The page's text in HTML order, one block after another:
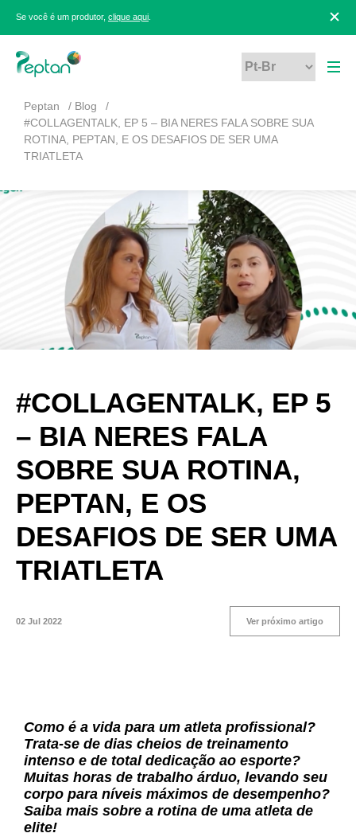
Se você é um produtor, clique aqui
Peptan
Blog
#COLLAGENTALK, EP 5 – BIA NERES FALA SOBRE SUA
ROTINA, PEPTAN, E OS DESAFIOS DE SER UMA
TRIATLETA
#COLLAGENTALK, EP 5
– BIA NERES FALA
SOBRE SUA ROTINA,
PEPTAN, E OS
DESAFIOS DE SER UMA
TRIATLETA
02 Jul 2022 Ver próximo artigo
Como é a vida para um atleta profissional?
Trata-se de dias cheios de treinamento
intenso e de total dedicação ao esporte?
Muitas horas de trabalho árduo, levando seu
corpo para níveis máximos de desempenho?
Saiba mais sobre a rotina de uma atleta de
elite!